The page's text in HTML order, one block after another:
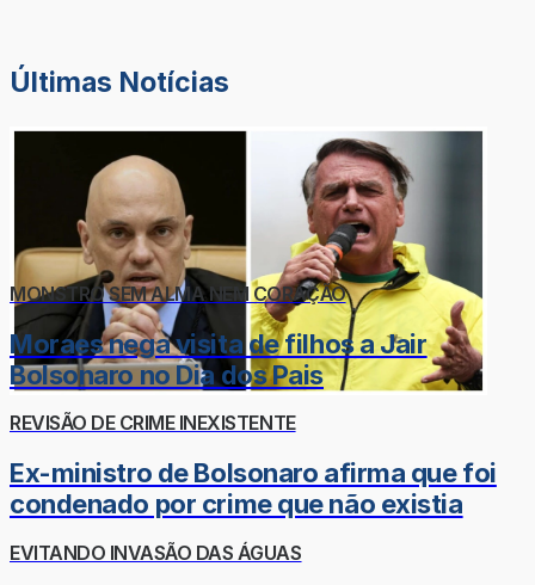
Últimas Notícias
MONSTRO SEM ALMA NEM CORAÇÃO
Moraes nega visita de filhos a Jair
Bolsonaro no Dia dos Pais
REVISÃO DE CRIME INEXISTENTE
Ex-ministro de Bolsonaro afirma que foi
condenado por crime que não existia
EVITANDO INVASÃO DAS ÁGUAS